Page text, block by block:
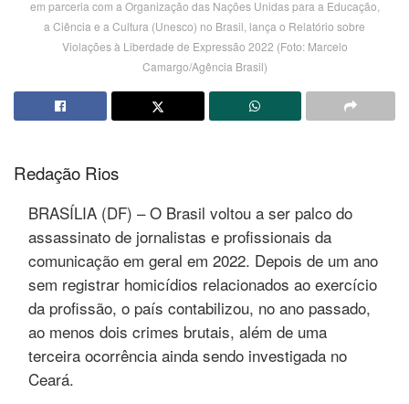
em parceria com a Organização das Nações Unidas para a Educação,
a Ciência e a Cultura (Unesco) no Brasil, lança o Relatório sobre
Violações à Liberdade de Expressão 2022 (Foto: Marcelo
Camargo/Agência Brasil)
Redação Rios
BRASÍLIA (DF) – O Brasil voltou a ser palco do
assassinato de jornalistas e profissionais da
comunicação em geral em 2022. Depois de um ano
sem registrar homicídios relacionados ao exercício
da profissão, o país contabilizou, no ano passado,
ao menos dois crimes brutais, além de uma
terceira ocorrência ainda sendo investigada no
Ceará.